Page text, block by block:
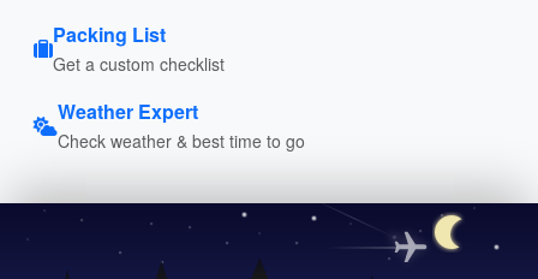
Packing List
Get a custom checklist
Weather Expert
Check weather & best time to go